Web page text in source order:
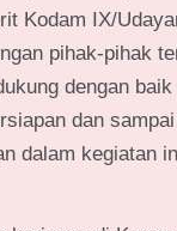
Kodam IX/
pihak-pihak
dengan
dan
dalam kegiatan